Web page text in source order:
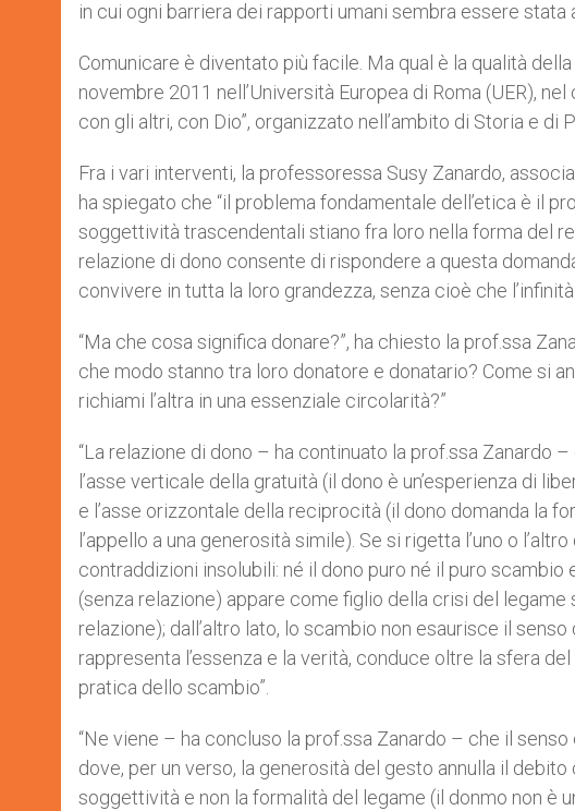
in cui ogni barriera dei rapporti umani sembra essere stata
Comunicare è diventato più facile. Ma qual è la qualità
novembre 2011 nell’Università Europea di Roma (UER),
con gli altri, con Dio”, organizzato nell’ambito di Storia e di
Fra i vari interventi, la professoressa Susy Zanardo,
ha spiegato che “il problema fondamentale dell’etica è il
soggettività trascendentali stiano fra loro nella forma del
relazione di dono consente di rispondere a questa
convivere in tutta la loro grandezza, senza cioè che l’infinità
“Ma che cosa significa donare?”, ha chiesto la prof.ssa
che modo stanno tra loro donatore e donatario? Come si
richiami l’altra in una essenziale circolarità?”
“La relazione di dono – ha continuato la prof.ssa Zanardo
l’asse verticale della gratuità (il dono è un’esperienza di
e l’asse orizzontale della reciprocità (il dono domanda la
l’appello a una generosità simile). Se si rigetta l’uno o
contraddizioni insolubili: né il dono puro né il puro scambio
(senza relazione) appare come figlio della crisi del
relazione); dall’altro lato, lo scambio non esaurisce il
rappresenta l’essenza e la verità, conduce oltre la sfera
pratica dello scambio”.
“Ne viene – ha concluso la prof.ssa Zanardo – che il
dove, per un verso, la generosità del gesto annulla il
soggettività e non la formalità del legame (il donmo non è